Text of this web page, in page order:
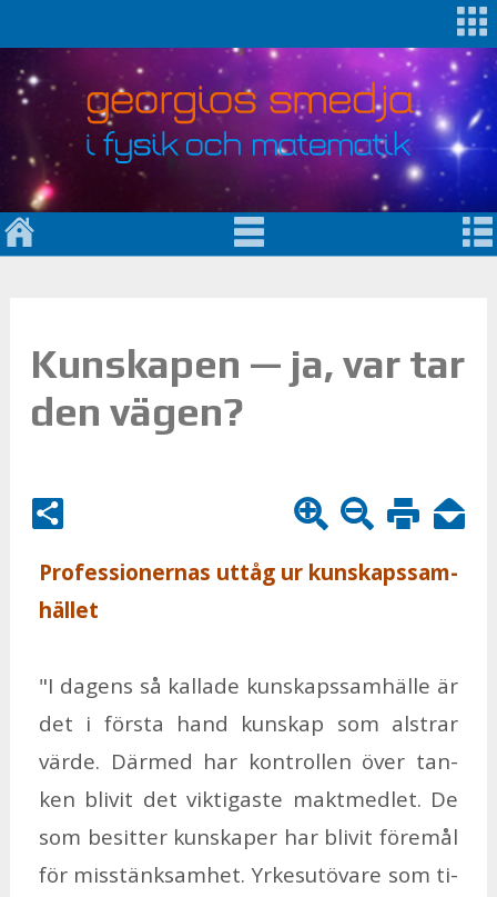
Kunskapen — ja, var tar
den vägen?
Pro­fes­sio­ner­nas ut­tåg ur kun­skaps­sam­
häl­let
"I da­gens så kal­la­de kun­skaps­sam­häl­le är
det i förs­ta hand kun­skap som alst­rar
vär­de. Där­med har kon­trol­len över tan­
ken bli­vit det vik­ti­gas­te makt­med­let. De
som be­sit­ter kun­ska­per har bli­vit fö­re­mål
för miss­tänk­sam­het. Yr­kes­ut­ö­va­re som ti­